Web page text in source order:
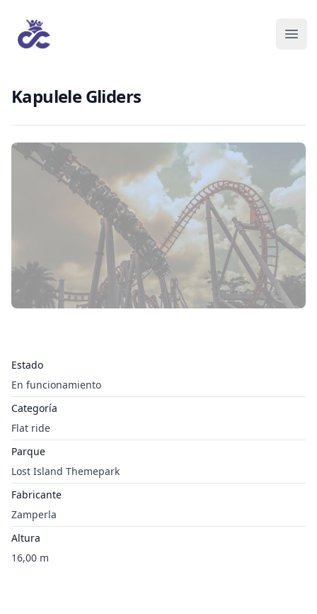
Kapulele Gliders
Estado
En funcionamiento
Categoría
Flat ride
Parque
Lost Island Themepark
Fabricante
Zamperla
Altura
16,00 m